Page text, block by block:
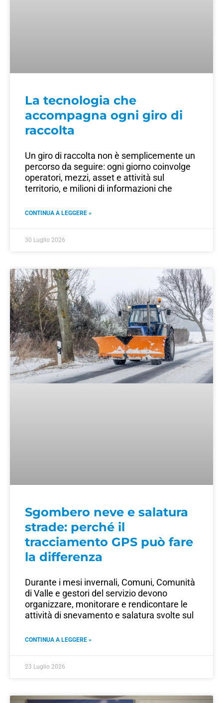
La tecnologia che
accompagna ogni giro di
raccolta
Un giro di raccolta non è semplicemente un
percorso da seguire: ogni giorno coinvolge
operatori, mezzi, asset e attività sul
territorio, e milioni di informazioni che
CONTINUA A LEGGERE »
30 Luglio 2026
Sgombero neve e salatura
strade: perché il
tracciamento GPS può fare
la differenza
Durante i mesi invernali, Comuni, Comunità
di Valle e gestori del servizio devono
organizzare, monitorare e rendicontare le
attività di snevamento e salatura svolte sul
CONTINUA A LEGGERE »
23 Luglio 2026